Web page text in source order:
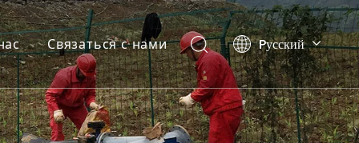
Связаться с нами Pусский
English
العربية
Español